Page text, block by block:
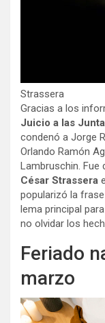
Strassera
Gracias a los
Juicio a las
condenó a Jorge
Orlando Ramón
Lambruschin. Fue
César Strassera
popularizó la frase
lema principal
no olvidar los
Feriado
marzo